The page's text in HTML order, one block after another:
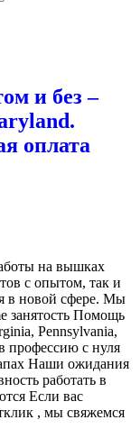
и без –
оплата
на вышках
с опытом, так и
в новой сфере. Мы
занятость Помощь
Pennsylvania,
профессию с нуля
Наши ожидания
работать в
Если вас
, мы свяжемся